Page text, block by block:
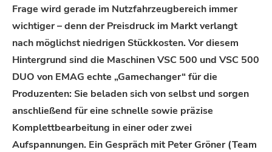
Frage wird gerade im Nutzfahrzeugbereich immer
wichtiger – denn der Preisdruck im Markt verlangt
nach möglichst niedrigen Stückkosten. Vor diesem
Hintergrund sind die Maschinen VSC 500 und VSC 500
DUO von EMAG echte „Gamechanger“ für die
Produzenten: Sie beladen sich von selbst und sorgen
anschließend für eine schnelle sowie präzise
Komplettbearbeitung in einer oder zwei
Aufspannungen. Ein Gespräch mit Peter Gröner (Team